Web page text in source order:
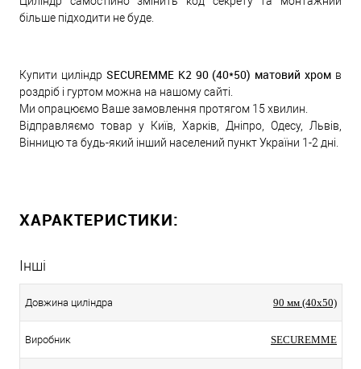
більше підходити не буде.
Купити циліндр SECUREMME K2 90 (40*50) матовий хром в
роздріб і гуртом можна на нашому сайті.
Ми опрацюємо Ваше замовлення протягом 15 хвилин.
Відправляємо товар у Київ, Харків, Дніпро, Одесу, Львів,
Вінницю та будь-який інший населений пункт України 1-2 дні.
ХАРАКТЕРИСТИКИ:
Інші
Довжина циліндра 90 мм (40x50)
Виробник SECUREMME